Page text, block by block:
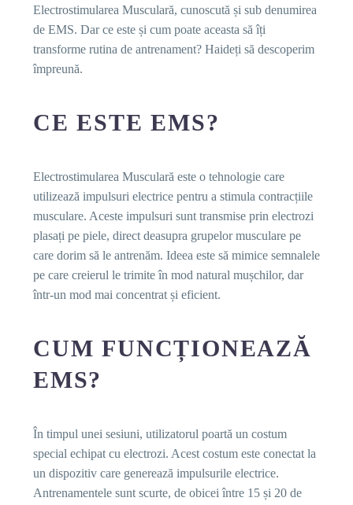
Electrostimularea Musculară, cunoscută și sub denumirea
de EMS. Dar ce este și cum poate aceasta să îți
transforme rutina de antrenament? Haideți să descoperim
împreună.
CE ESTE EMS?
Electrostimularea Musculară este o tehnologie care
utilizează impulsuri electrice pentru a stimula contracțiile
musculare. Aceste impulsuri sunt transmise prin electrozi
plasați pe piele, direct deasupra grupelor musculare pe
care dorim să le antrenăm. Ideea este să mimice semnalele
pe care creierul le trimite în mod natural mușchilor, dar
într-un mod mai concentrat și eficient.
CUM FUNCȚIONEAZĂ
EMS?
În timpul unei sesiuni, utilizatorul poartă un costum
special echipat cu electrozi. Acest costum este conectat la
un dispozitiv care generează impulsurile electrice.
Antrenamentele sunt scurte, de obicei între 15 și 20 de